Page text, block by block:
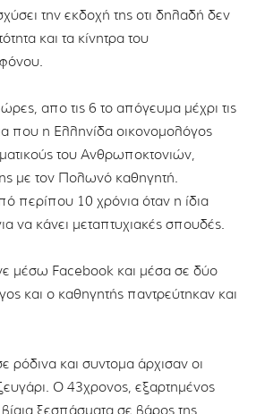
την εκδοχή της οτι δηλαδή δεν
και τα κίνητρα του
απο τις 6 το απόγευμα μέχρι τις
που η Ελληνίδα οικονομολόγος
του Ανθρωποκτονιών,
με τον Πολωνό καθηγητή.
περίπου 10 χρόνια όταν η ίδια
να κάνει μεταπτυχιακές σπουδές.
μέσω Facebook και μέσα σε δύο
και ο καθηγητής παντρεύτηκαν και
και συντομα άρχισαν οι
Ο 43χρονος, εξαρτημένος
ξεσπάσματα σε βάρος της